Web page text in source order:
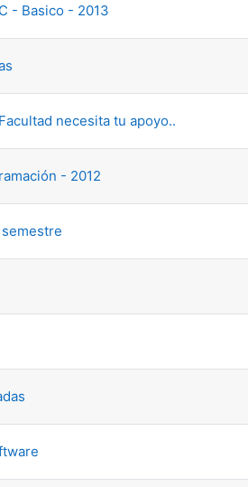
- Basico - 2013
necesita tu apoyo..
- 2012